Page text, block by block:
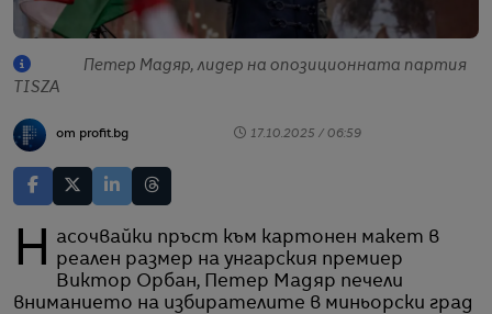
Петер Мадяр, лидер на опозиционната партия
TISZA
от profit.bg 17.10.2025 / 06:59
Насочвайки пръст към картонен макет в
реален размер на унгарския премиер
Виктор Орбан, Петер Мадяр печели
вниманието на избирателите в миньорски град